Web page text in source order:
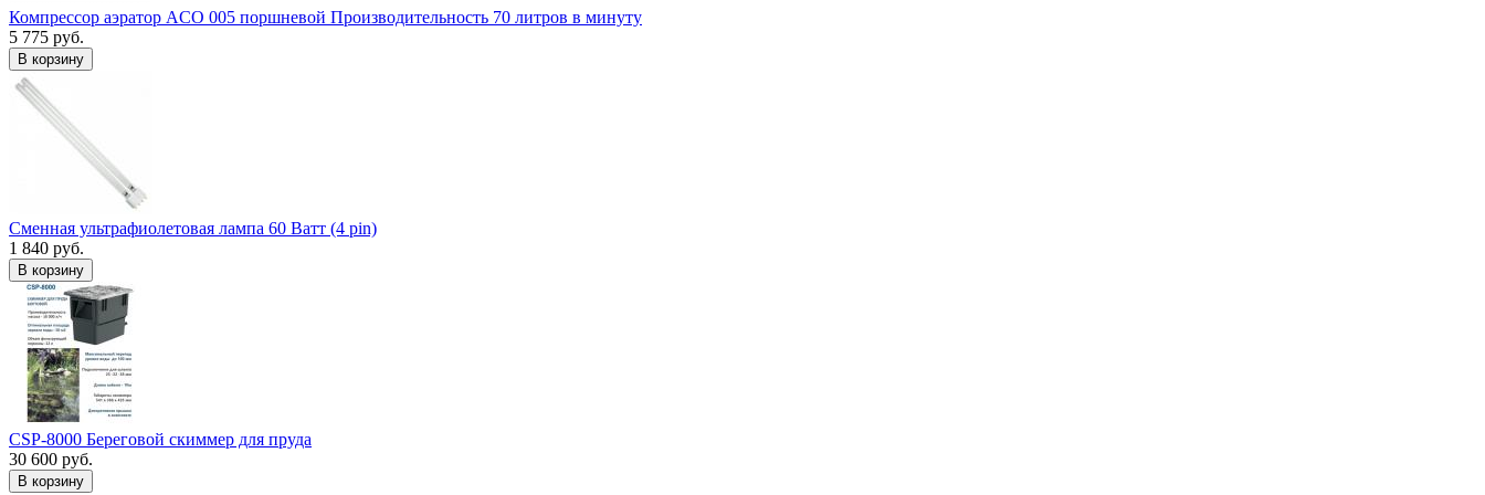
Компрессор аэратор ACO 005 поршневой Производительность 70 литров в минуту
5 775 руб.
В корзину
Сменная ультрафиолетовая лампа 60 Ватт (4 pin)
1 840 руб.
В корзину
CSP-8000 Береговой скиммер для пруда
30 600 руб.
В корзину